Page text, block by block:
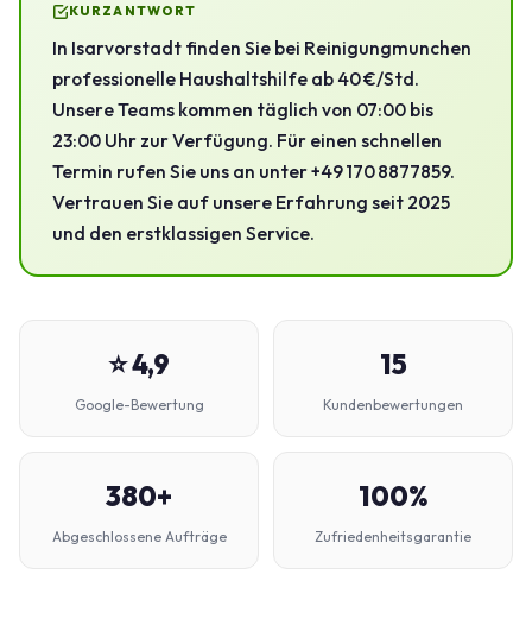
KURZANTWORT
In Isarvorstadt finden Sie bei Reinigungmunchen
professionelle Haushaltshilfe ab 40 €/Std.
Unsere Teams kommen täglich von 07:00 bis
23:00 Uhr zur Verfügung. Für einen schnellen
Termin rufen Sie uns an unter +49 170 8877859.
Vertrauen Sie auf unsere Erfahrung seit 2025
und den erstklassigen Service.
⭐ 4,9
Google-Bewertung
15
Kundenbewertungen
380+
Abgeschlossene Aufträge
100%
Zufriedenheitsgarantie